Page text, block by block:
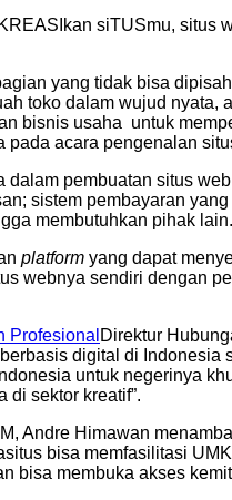
siTUSmu,
yang tidak bisa
toko dalam wujud nyata,
bisnis usaha untuk
acara pengenalan
pembuatan situs
sistem pembayaran
membutuhkan pihak lain.
platform yang dapat
webnya sendiri dengan
Direktur
digital di
untuk negerinya
di sektor kreatif”.
Andre Himawan
bisa memfasilitasi
bisa membuka akses